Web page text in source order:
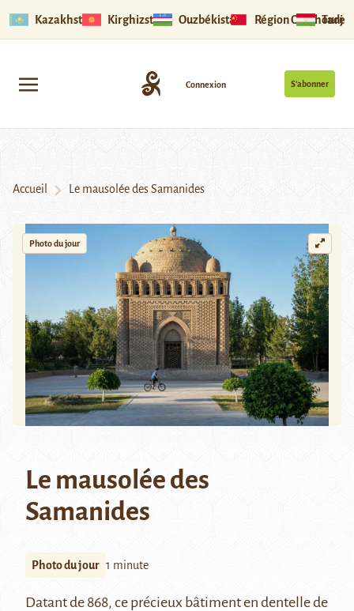
Kazakhstan Kirghizstan Ouzbékistan Région Ouïghoure
S’abonner
Connexion
Accueil Le mausolée des Samanides
Photo du jour
Le mausolée des
Samanides
Photo du jour 1 minute
Datant de 868, ce précieux bâtiment en dentelle de